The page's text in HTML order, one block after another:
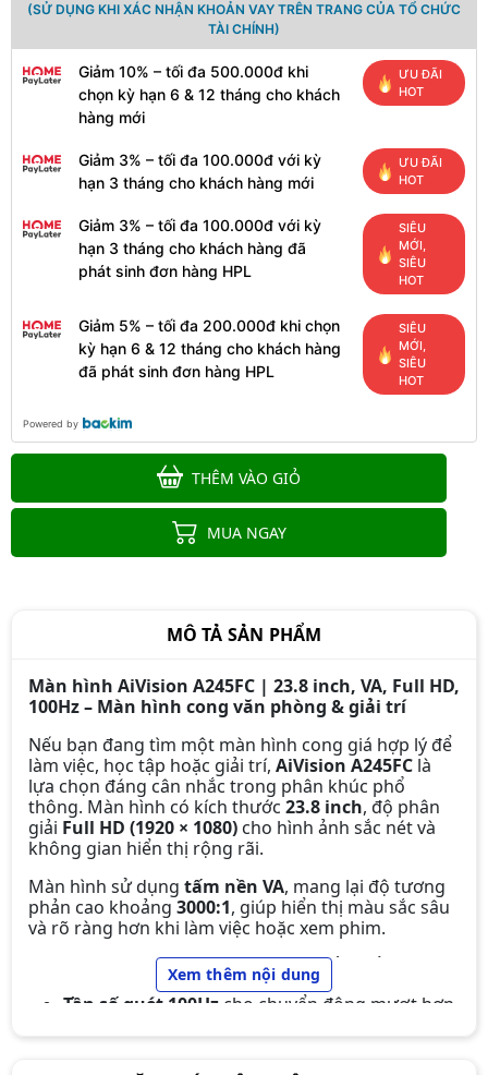
(SỬ DỤNG KHI XÁC NHẬN KHOẢN VAY TRÊN TRANG CỦA TỔ CHỨC
TÀI CHÍNH)
Giảm 10% – tối đa 500.000đ khi
chọn kỳ hạn 6 & 12 tháng cho khách
hàng mới
ƯU ĐÃI
HOT
Giảm 3% – tối đa 100.000đ với kỳ
hạn 3 tháng cho khách hàng mới
ƯU ĐÃI
HOT
Giảm 3% – tối đa 100.000đ với kỳ
hạn 3 tháng cho khách hàng đã
phát sinh đơn hàng HPL
SIÊU
MỚI,
SIÊU
HOT
Giảm 5% – tối đa 200.000đ khi chọn
kỳ hạn 6 & 12 tháng cho khách hàng
đã phát sinh đơn hàng HPL
SIÊU
MỚI,
SIÊU
HOT
Powered by
THÊM VÀO GIỎ
MUA NGAY
MÔ TẢ SẢN PHẨM
Màn hình AiVision A245FC | 23.8 inch, VA, Full HD,
100Hz – Màn hình cong văn phòng & giải trí
Nếu bạn đang tìm một màn hình cong giá hợp lý để
làm việc, học tập hoặc giải trí, AiVision A245FC là
lựa chọn đáng cân nhắc trong phân khúc phổ
thông. Màn hình có kích thước 23.8 inch, độ phân
giải Full HD (1920 × 1080) cho hình ảnh sắc nét và
không gian hiển thị rộng rãi.
Màn hình sử dụng tấm nền VA, mang lại độ tương
phản cao khoảng 3000:1, giúp hiển thị màu sắc sâu
và rõ ràng hơn khi làm việc hoặc xem phim.
Ngoài ra, màn hình còn có các đặc điểm nổi bật:
Tần số quét 100Hz cho chuyển động mượt hơn
Xem thêm nội dung
Màn hình Infinity V2422F 24 inch
New (FHD/VA/75Hz/HDR/Chuyên
Game)
2.190.000đ
-14%